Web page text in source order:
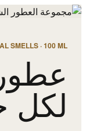
SMELLS · 100 ML
لكل